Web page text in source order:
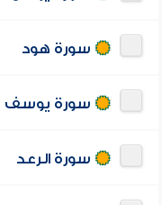
سورة هود
سورة يوسف
سورة الرعد